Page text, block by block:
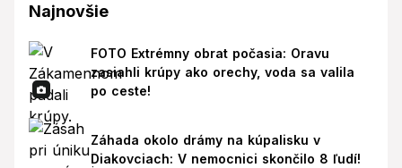
Najnovšie
FOTO Extrémny obrat počasia: Oravu
zasiahli krúpy ako orechy, voda sa valila
po ceste!
Záhada okolo drámy na kúpalisku v
Diakovciach: V nemocnici skončilo 8 ľudí!